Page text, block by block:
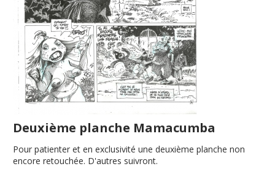
Deuxième planche Mamacumba
Pour patienter et en exclusivité une deuxième planche non
encore retouchée. D'autres suivront.